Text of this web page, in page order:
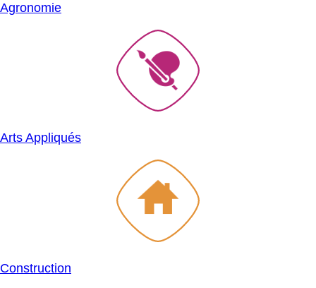
Agronomie
Arts Appliqués
Construction